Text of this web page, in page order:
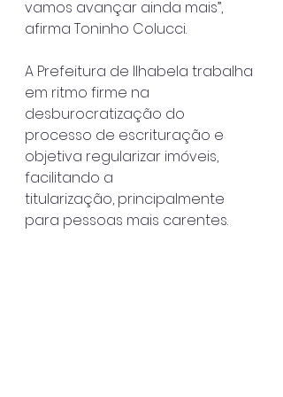
vamos avançar ainda mais”,
afirma Toninho Colucci.
A Prefeitura de Ilhabela trabalha
em ritmo firme na
desburocratização do
processo de escrituração e
objetiva regularizar imóveis,
facilitando a
titularização, principalmente
para pessoas mais carentes.